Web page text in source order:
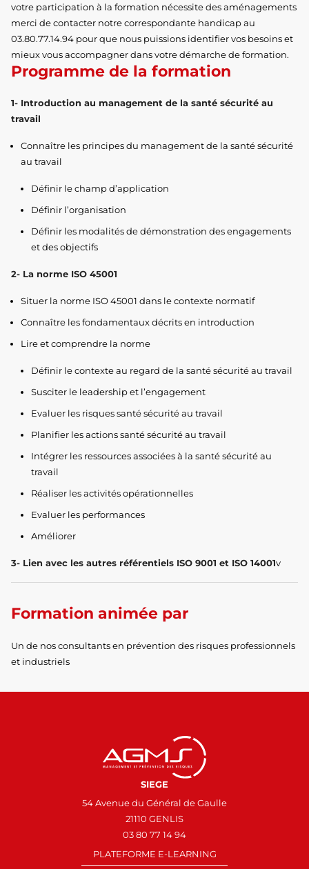
votre participation à la formation nécessite des aménagements
merci de contacter notre correspondante handicap au
03.80.77.14.94 pour que nous puissions identifier vos besoins et
mieux vous accompagner dans votre démarche de formation.
Programme de la formation
1- Introduction au management de la santé sécurité au
travail
Connaître les principes du management de la santé sécurité
au travail
Définir le champ d’application
Définir l’organisation
Définir les modalités de démonstration des engagements
et des objectifs
2- La norme ISO 45001
Situer la norme ISO 45001 dans le contexte normatif
Connaître les fondamentaux décrits en introduction
Lire et comprendre la norme
Définir le contexte au regard de la santé sécurité au travail
Susciter le leadership et l’engagement
Evaluer les risques santé sécurité au travail
Planifier les actions santé sécurité au travail
Intégrer les ressources associées à la santé sécurité au
travail
Réaliser les activités opérationnelles
Evaluer les performances
Améliorer
3- Lien avec les autres référentiels ISO 9001 et ISO 14001v
Formation animée par
Un de nos consultants en prévention des risques professionnels
et industriels
SIEGE
54 Avenue du Général de Gaulle
21110 GENLIS
03 80 77 14 94
PLATEFORME E-LEARNING